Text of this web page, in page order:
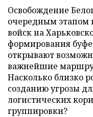
Освобождение
очередным этапом
войск на
формирования
открывают
важнейшие
Насколько близко
созданию угрозы
логистических
группировки?